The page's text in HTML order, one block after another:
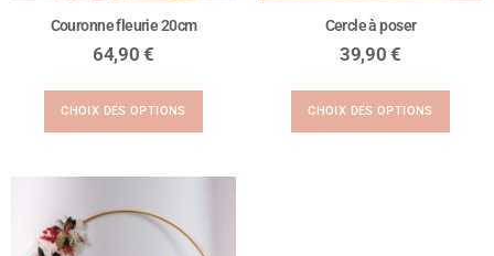
Couronne fleurie 20cm
64,90€
CHOIX DES OPTIONS
Cercle à poser
39,90€
CHOIX DES OPTIONS